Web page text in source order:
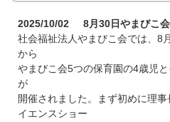
2025/10/02
8月30日やまびこ
社会福祉法人やまびこ会では、8
から
やまびこ会5つの保育園の4歳児
が
開催されました。まず初めに理
イエンスショー